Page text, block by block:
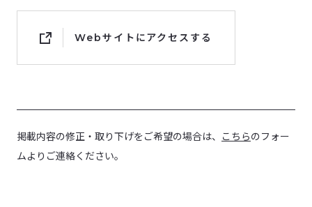
Webサイトにアクセスする
掲載内容の修正・取り下げをご希望の場合は、 こちらのフォー
ムよりご連絡ください。